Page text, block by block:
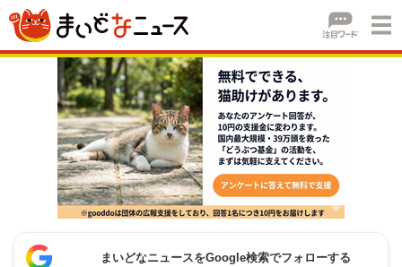
まいどなニュースをGoogle検索でフォローする